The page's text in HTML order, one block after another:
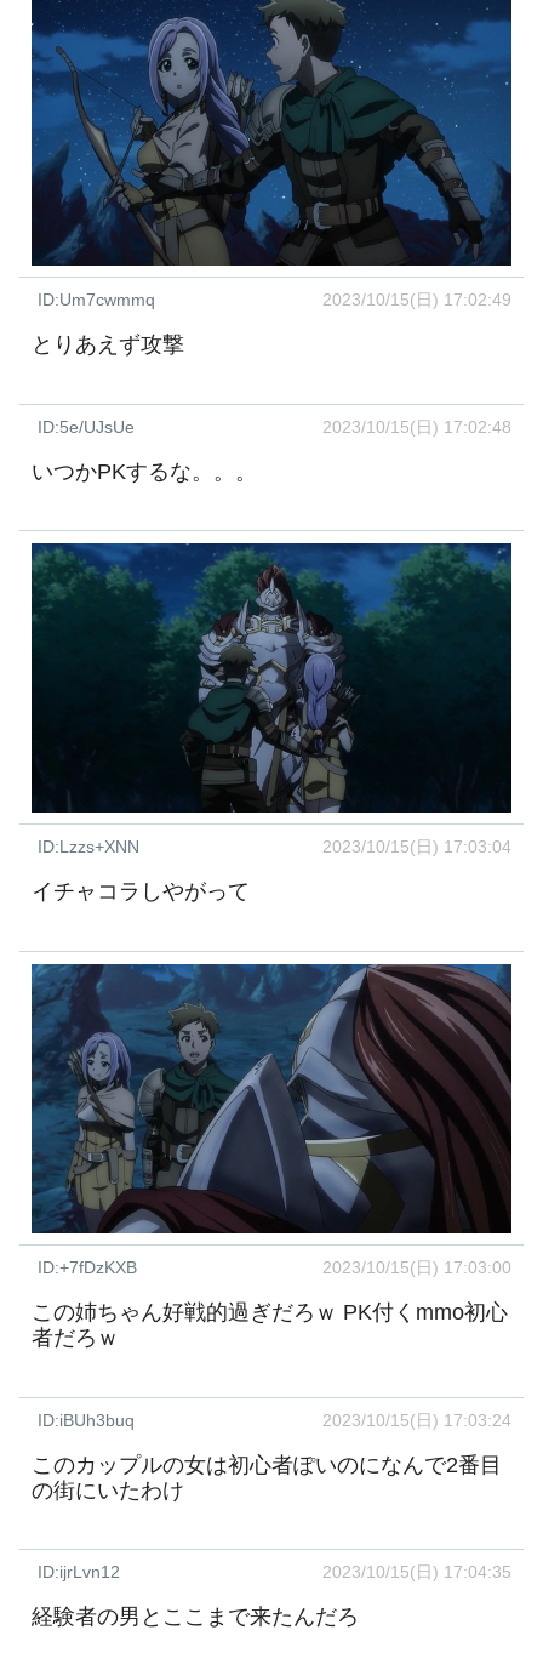
ID:Um7cwmmq 2023/10/15(日) 17:02:49
とりあえず攻撃
ID:5e/UJsUe 2023/10/15(日) 17:02:48
いつかPKするな。。。
ID:Lzzs+XNN 2023/10/15(日) 17:03:04
イチャコラしやがって
ID:+7fDzKXB 2023/10/15(日) 17:03:00
この姉ちゃん好戦的過ぎだろｗ PK付くmmo初心
者だろｗ
ID:iBUh3buq 2023/10/15(日) 17:03:24
このカップルの女は初心者ぽいのになんで2番目
の街にいたわけ
ID:ijrLvn12 2023/10/15(日) 17:04:35
経験者の男とここまで来たんだろ